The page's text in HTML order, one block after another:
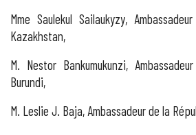
Mme Saulekul Sailaukyzy,
Kazakhstan,
M. Nestor Bankumukunzi,
Burundi,
M. Leslie J. Baja, Ambassadeur de la